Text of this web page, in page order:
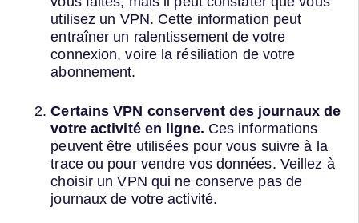
utilisez un VPN. Cette information peut
entraîner un ralentissement de votre
connexion, voire la résiliation de votre
abonnement.
Certains VPN conservent des journaux de
votre activité en ligne. Ces informations
peuvent être utilisées pour vous suivre à la
trace ou pour vendre vos données. Veillez à
choisir un VPN qui ne conserve pas de
journaux de votre activité.